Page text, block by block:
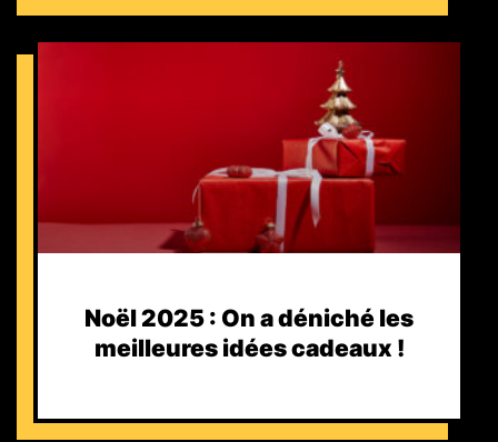
Noël 2025 : On a déniché les
meilleures idées cadeaux !